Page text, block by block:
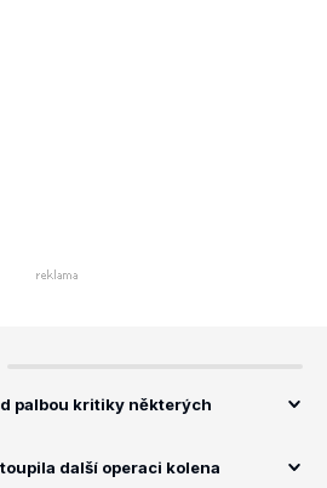
palbou kritiky některých
další operaci kolena